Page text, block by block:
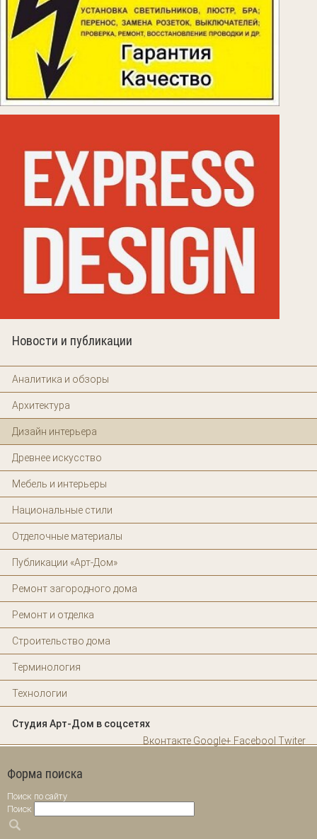
Новости и публикации
Аналитика и обзоры
Архитектура
Дизайн интерьера
Древнее искусство
Мебель и интерьеры
Национальные стили
Отделочные материалы
Публикации «Арт-Дом»
Ремонт загородного дома
Ремонт и отделка
Строительство дома
Терминология
Технологии
Студия Арт-Дом в соцсетях
Вконтакте Google+ Facebool Twiter
Форма поиска
Поиск по сайту
Поиск